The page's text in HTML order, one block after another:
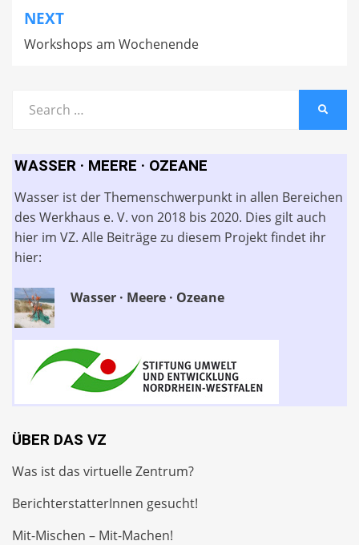
NEXT
Workshops am Wochenende
for:
WASSER · MEERE · OZEANE
Wasser ist der Themenschwerpunkt in allen Bereichen
des Werkhaus e. V. von 2018 bis 2020. Dies gilt auch
hier im VZ. Alle Beiträge zu diesem Projekt findet ihr
hier:
Wasser · Meere · Ozeane
ÜBER DAS VZ
Was ist das virtuelle Zentrum?
BerichterstatterInnen gesucht!
Mit-Mischen – Mit-Machen!